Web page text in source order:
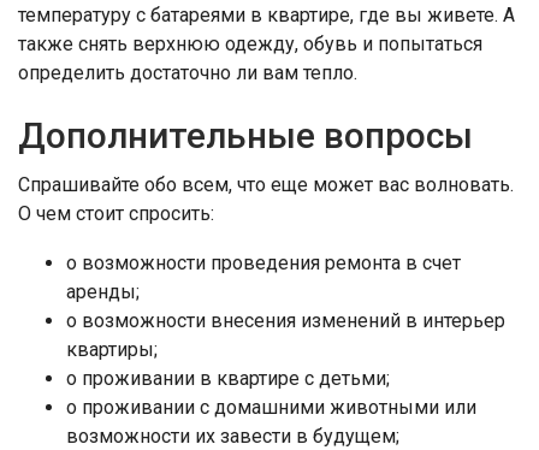
температуру с батареями в квартире, где вы живете. А
также снять верхнюю одежду, обувь и попытаться
определить достаточно ли вам тепло.
Дополнительные вопросы
Спрашивайте обо всем, что еще может вас волновать.
О чем стоит спросить:
о возможности проведения ремонта в счет
аренды;
о возможности внесения изменений в интерьер
квартиры;
о проживании в квартире с детьми;
о проживании с домашними животными или
возможности их завести в будущем;